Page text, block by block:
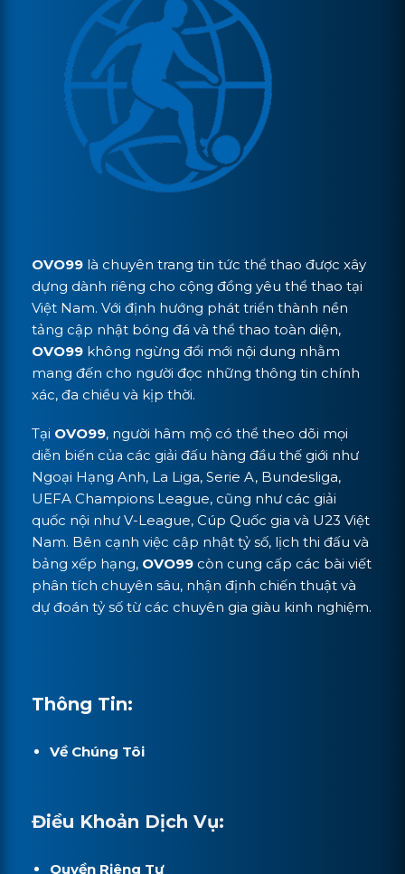
OVO99 là chuyên trang tin tức thể thao được xây
dựng dành riêng cho cộng đồng yêu thể thao tại
Việt Nam. Với định hướng phát triển thành nền
tảng cập nhật bóng đá và thể thao toàn diện,
OVO99 không ngừng đổi mới nội dung nhằm
mang đến cho người đọc những thông tin chính
xác, đa chiều và kịp thời.
Tại OVO99, người hâm mộ có thể theo dõi mọi
diễn biến của các giải đấu hàng đầu thế giới như
Ngoại Hạng Anh, La Liga, Serie A, Bundesliga,
UEFA Champions League, cũng như các giải
quốc nội như V-League, Cúp Quốc gia và U23 Việt
Nam. Bên cạnh việc cập nhật tỷ số, lịch thi đấu và
bảng xếp hạng, OVO99 còn cung cấp các bài viết
phân tích chuyên sâu, nhận định chiến thuật và
dự đoán tỷ số từ các chuyên gia giàu kinh nghiệm.
Thông Tin:
Về Chúng Tôi
Điều Khoản Dịch Vụ:
Quyền Riêng Tư